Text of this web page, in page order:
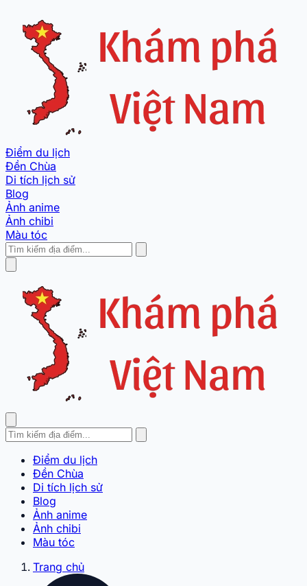
Điểm du lịch
Đền Chùa
Di tích lịch sử
Blog
Ảnh anime
Ảnh chibi
Màu tóc
Điểm du lịch
Đền Chùa
Di tích lịch sử
Blog
Ảnh anime
Ảnh chibi
Màu tóc
Trang chủ